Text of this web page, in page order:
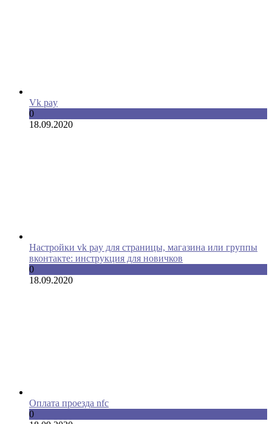
Vk pay
0
18.09.2020
Настройки vk pay для страницы, магазина или группы
вконтакте: инструкция для новичков
0
18.09.2020
Оплата проезда nfc
0